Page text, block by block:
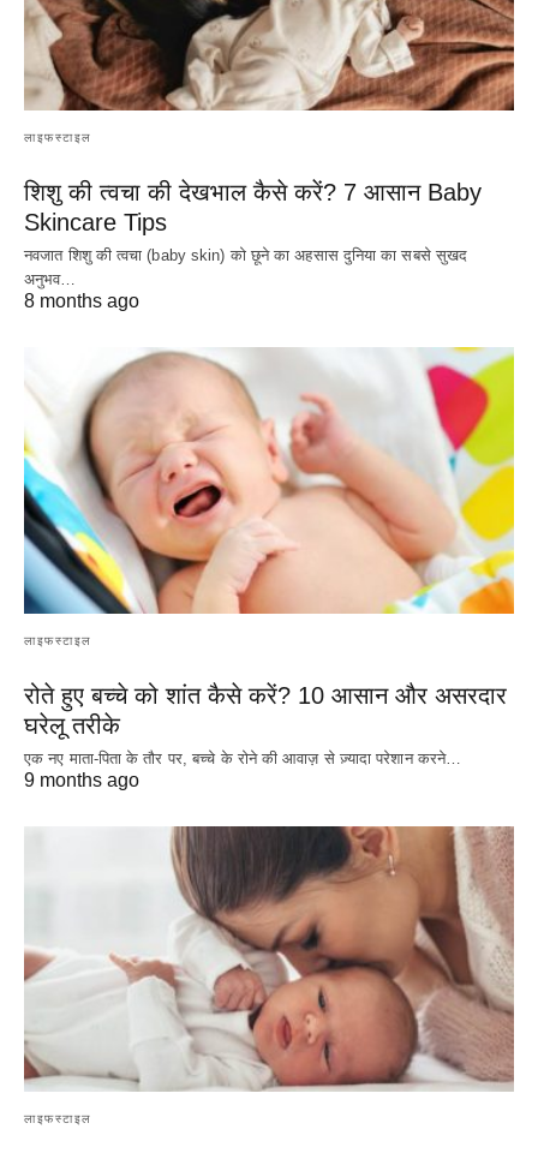
लाइफस्टाइल
शिशु की त्वचा की देखभाल कैसे करें? 7 आसान Baby
Skincare Tips
नवजात शिशु की त्वचा (baby skin) को छूने का अहसास दुनिया का सबसे सुखद
अनुभव…
8 months ago
लाइफस्टाइल
रोते हुए बच्चे को शांत कैसे करें? 10 आसान और असरदार
घरेलू तरीके
एक नए माता-पिता के तौर पर, बच्चे के रोने की आवाज़ से ज़्यादा परेशान करने…
9 months ago
लाइफस्टाइल